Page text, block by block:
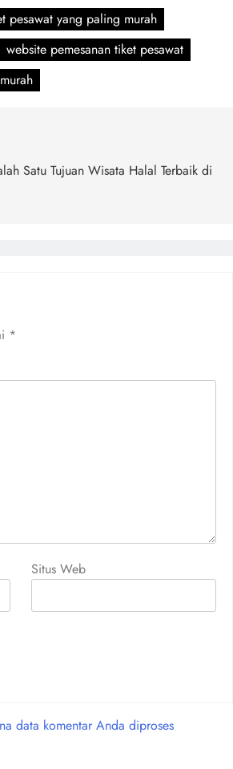
pesawat yang paling murah
website pemesanan tiket pesawat
Satu Tujuan Wisata Halal Terbaik di
*
Situs Web
data komentar Anda diproses